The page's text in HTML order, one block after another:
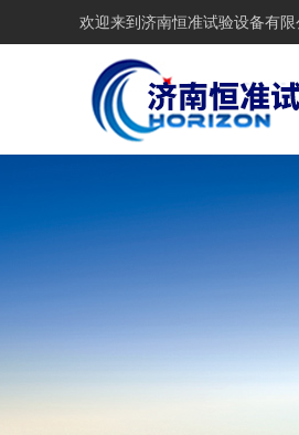
欢迎来到 济南恒准试验设备有